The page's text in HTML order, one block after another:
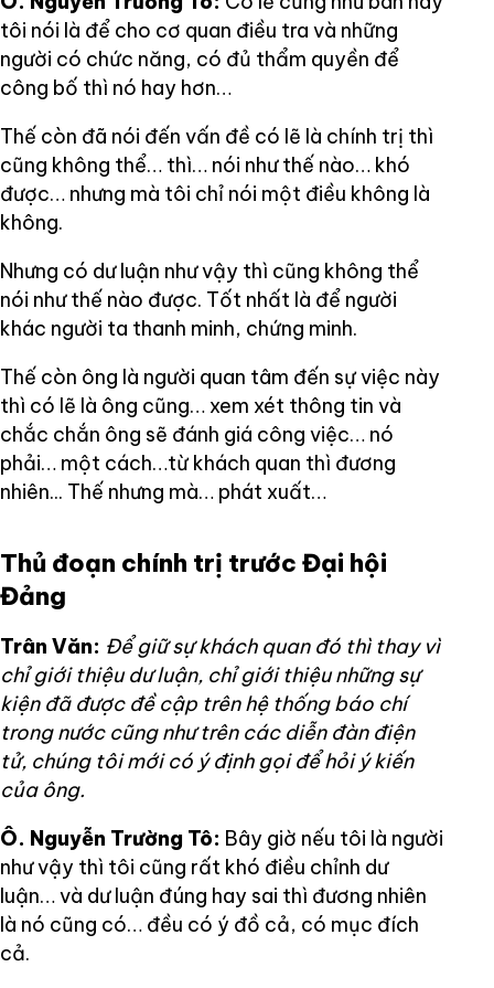
tôi nói là để cho cơ quan điều tra và những
người có chức năng, có đủ thẩm quyền để
công bố thì nó hay hơn…
Thế còn đã nói đến vấn đề có lẽ là chính trị thì
cũng không thể… thì… nói như thế nào… khó
được… nhưng mà tôi chỉ nói một điều không là
không.
Nhưng có dư luận như vậy thì cũng không thể
nói như thế nào được. Tốt nhất là để người
khác người ta thanh minh, chứng minh.
Thế còn ông là người quan tâm đến sự việc này
thì có lẽ là ông cũng… xem xét thông tin và
chắc chắn ông sẽ đánh giá công việc… nó
phải… một cách…từ khách quan thì đương
nhiên... Thế nhưng mà… phát xuất…
Thủ đoạn chính trị trước Đại hội
Đảng
Trân Văn: Để giữ sự khách quan đó thì thay vì
chỉ giới thiệu dư luận, chỉ giới thiệu những sự
kiện đã được đề cập trên hệ thống báo chí
trong nước cũng như trên các diễn đàn điện
tử, chúng tôi mới có ý định gọi để hỏi ý kiến
của ông.
Ô. Nguyễn Trường Tô: Bây giờ nếu tôi là người
như vậy thì tôi cũng rất khó điều chỉnh dư
luận… và dư luận đúng hay sai thì đương nhiên
là nó cũng có… đều có ý đồ cả, có mục đích
cả.